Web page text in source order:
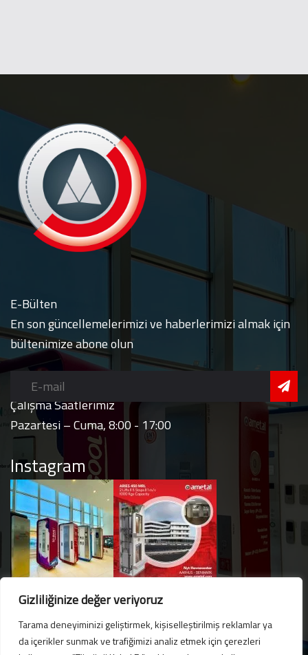
Gizliliğinize değer veriyoruz
Tarama deneyiminizi geliştirmek, kişiselleştirilmiş reklamlar ya
da içerikler sunmak ve trafiğimizi analiz etmek için çerezleri
E-Bülten
En son güncellemelerimizi ve haberlerimizi almak için
bültenimize abone olun
Çalışma Saatlerimiz
Pazartesi – Cuma, 8:00 - 17:00
Instagram